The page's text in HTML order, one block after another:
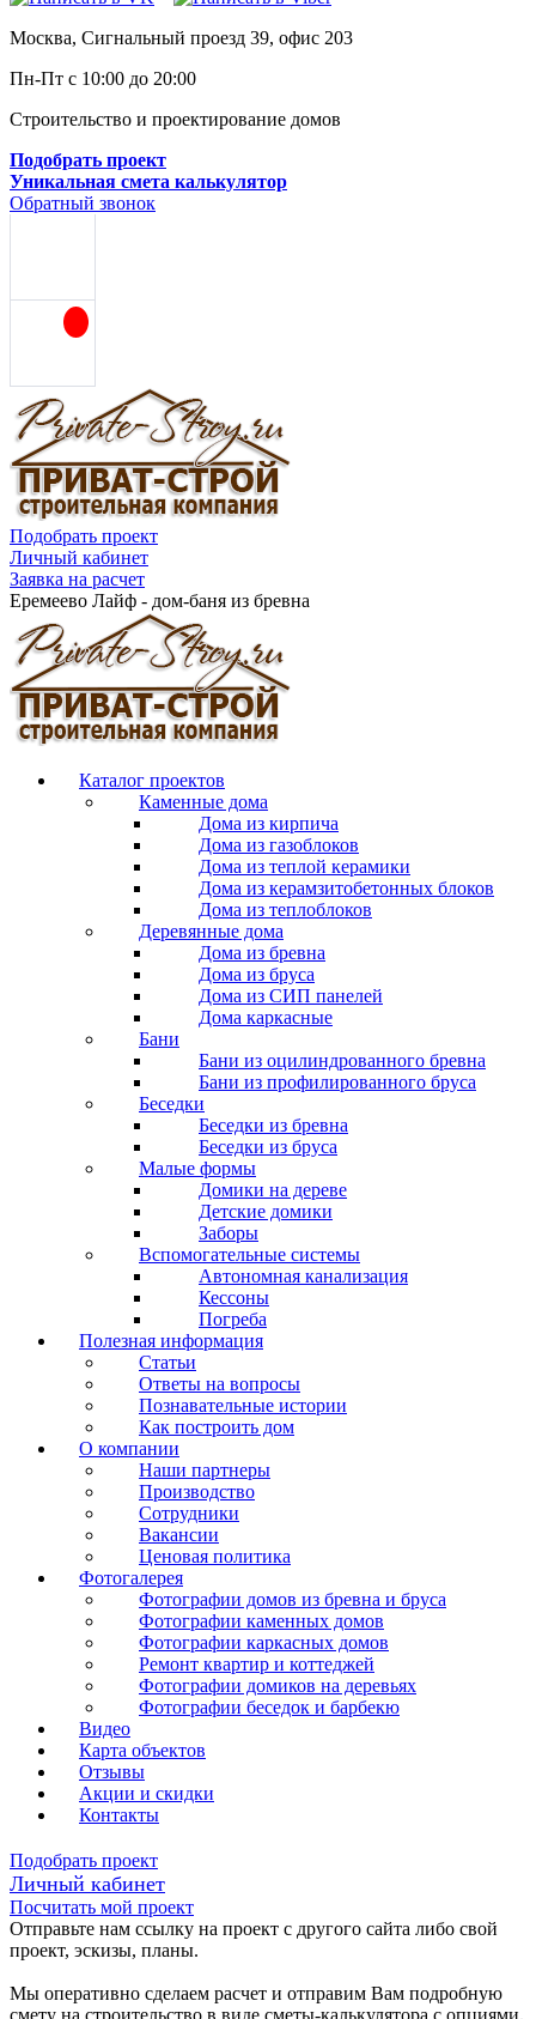
Москва, Сигнальный проезд 39, офис 203
Пн-Пт с 10:00 до 20:00
Строительство и проектирование домов
Подобрать проект
Уникальная смета калькулятор
Обратный звонок
Подобрать проект
Личный кабинет
Заявка на расчет
Еремеево Лайф - дом-баня из бревна
Каталог проектов
Каменные дома
Дома из кирпича
Дома из газоблоков
Дома из теплой керамики
Дома из керамзитобетонных блоков
Дома из теплоблоков
Деревянные дома
Дома из бревна
Дома из бруса
Дома из СИП панелей
Дома каркасные
Бани
Бани из оцилиндрованного бревна
Бани из профилированного бруса
Беседки
Беседки из бревна
Беседки из бруса
Малые формы
Домики на дереве
Детские домики
Заборы
Вспомогательные системы
Автономная канализация
Кессоны
Погреба
Полезная информация
Статьи
Ответы на вопросы
Познавательные истории
Как построить дом
О компании
Наши партнеры
Производство
Сотрудники
Вакансии
Ценовая политика
Фотогалерея
Фотографии домов из бревна и бруса
Фотографии каменных домов
Фотографии каркасных домов
Ремонт квартир и коттеджей
Фотографии домиков на деревьях
Фотографии беседок и барбекю
Видео
Карта объектов
Отзывы
Акции и скидки
Контакты
Подобрать проект
Личный кабинет
Посчитать мой проект
Отправьте нам ссылку на проект с другого сайта либо свой
проект, эскизы, планы.
Мы оперативно сделаем расчет и отправим Вам подробную
смету на строительство в виде сметы-калькулятора с опциями.